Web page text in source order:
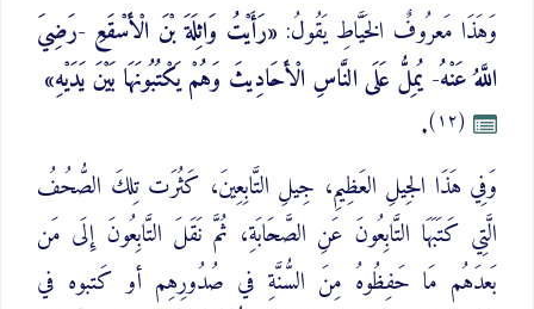
وَهَذَا مَعرُوفٌ الخَيَّاطِ يَقُولُ: «رَأَيْتُ وَاثِلَةَ بْنَ الْأَسْقَعِ -رَضِيَ
اللَّهُ عَنْهُ- يُمِلُّ عَلَى النَّاسِ الْأَحَادِيثَ وَهُمْ يَكْتُبُونَهَا بَيْنَ يَدَيْهِ»
(١٢)
.
وَفِي هَذَا الجِيلِ العَظِيمِ، جِيلِ التَّابِعِينَ، كَثُرَت تِلكَ الصُّحُفُ
الَّتِي كَتَبَهَا التَّابِعُونَ عَنِ الصَّحَابَةِ، ثُمَّ نَقَلَ التَّابِعُونَ إِلَى مَن
بَعدَهُم مَا حَفِظُوهُ مِنَ السُّنَّةِ في صُدُورِهِم أو كَتبوه في